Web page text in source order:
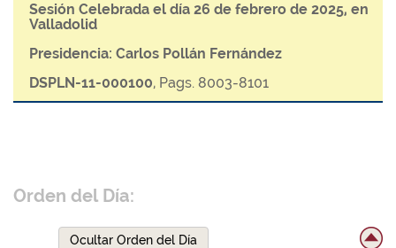
Sesión Celebrada el día 26 de febrero de 2025, en
Valladolid
Presidencia: Carlos Pollán Fernández
DSPLN-11-000100, Pags. 8003-8101
Orden del Día:
Ocultar Orden del Día